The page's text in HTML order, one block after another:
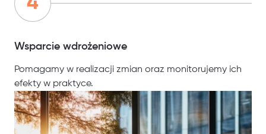
Wsparcie wdrożeniowe
Pomagamy w realizacji zmian oraz monitorujemy ich
efekty w praktyce.